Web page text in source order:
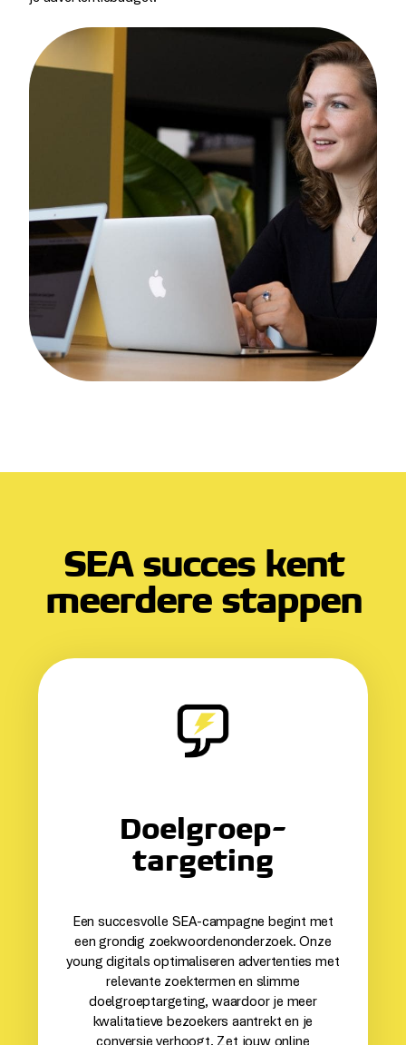
SEA succes kent
meerdere stappen
Doelgroep­
targeting
Een succesvolle SEA-campagne begint met
een grondig zoekwoordenonderzoek. Onze
young digitals optimaliseren advertenties met
relevante zoektermen en slimme
doelgroeptargeting, waardoor je meer
kwalitatieve bezoekers aantrekt en je
conversie verhoogt. Zet jouw online